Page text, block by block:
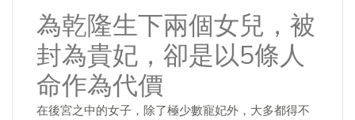
為乾隆生下兩個女兒，被
封為貴妃，卻是以5條人
命作為代價
在後宮之中的女子，除了極少數寵妃外，大多都得不